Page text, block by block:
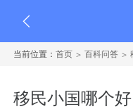
当前位置：首页 百科问答
移民小国哪个